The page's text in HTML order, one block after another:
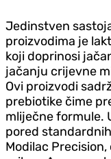
Jedinstven
proizvodima je
koji doprinosi
jačanju crijevne
Ovi proizvodi
prebiotike čime
mliječne formule.
pored
Modilac